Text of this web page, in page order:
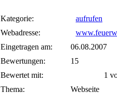
Kategorie:
aufrufen
Webadresse:
Eingetragen am:
06.08.2007
Bewertungen:
15
Bewertet mit:
1
Thema:
Webseite